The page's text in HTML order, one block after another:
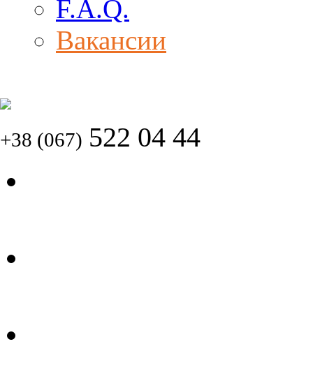
F.A.Q.
Вакансии
+38 (067) 522 04 44